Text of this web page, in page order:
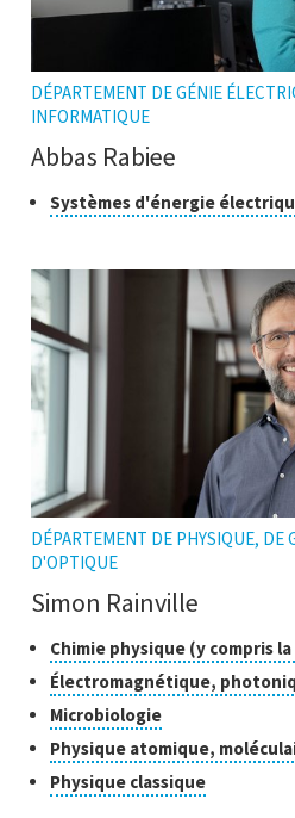
DÉPARTEMENT DE GÉNIE
INFORMATIQUE
Abbas Rabiee
Classe
Systèmes d'énergie
DÉPARTEMENT DE PHYSIQUE, DE
D'OPTIQUE
Simon Rainville
Classes
de
recherche
Chimie physique (y compris
Électromagnétique,
MicrobiologieCliquer
pour
ouvrir
l'infobulle
Physique atomique,
Physique classiqueCliquer
pour